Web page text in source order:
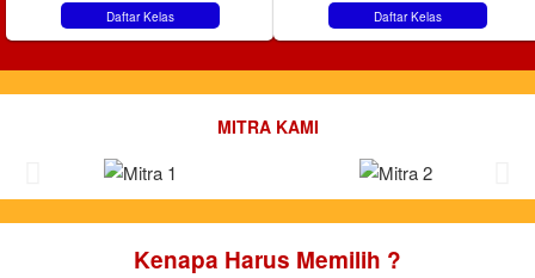
Daftar Kelas Daftar Kelas
MITRA KAMI
Kenapa Harus Memilih ?